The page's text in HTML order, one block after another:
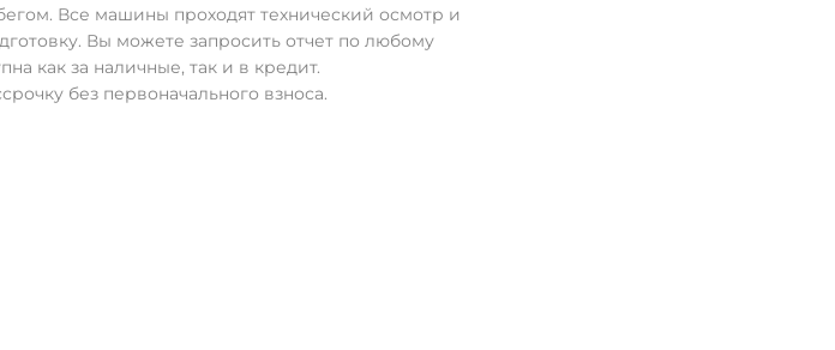
Все машины проходят технический осмотр и
Вы можете запросить отчет по любому
как за наличные, так и в кредит.
без первоначального взноса.